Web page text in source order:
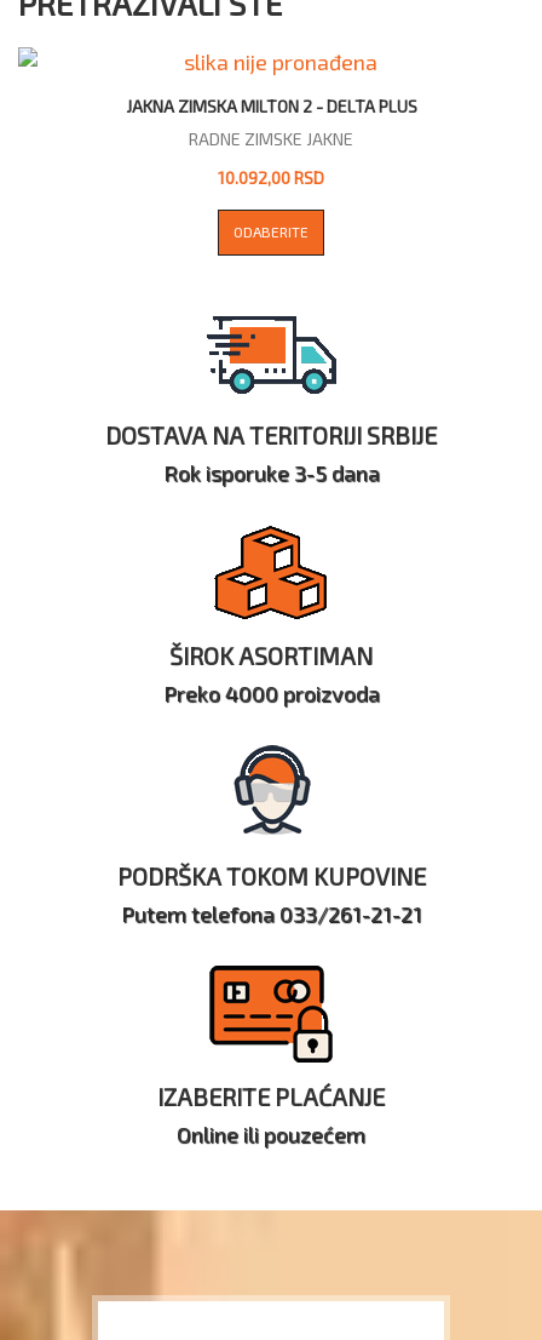
JAKNA ZIMSKA MILTON 2 - DELTA PLUS
RADNE ZIMSKE JAKNE
10.092,00 RSD
ODABERITE
DOSTAVA NA TERITORIJI SRBIJE
Rok isporuke 3-5 dana
ŠIROK ASORTIMAN
Preko 4000 proizvoda
PODRŠKA TOKOM KUPOVINE
Putem telefona 033/261-21-21
IZABERITE PLAĆANJE
Online ili pouzećem